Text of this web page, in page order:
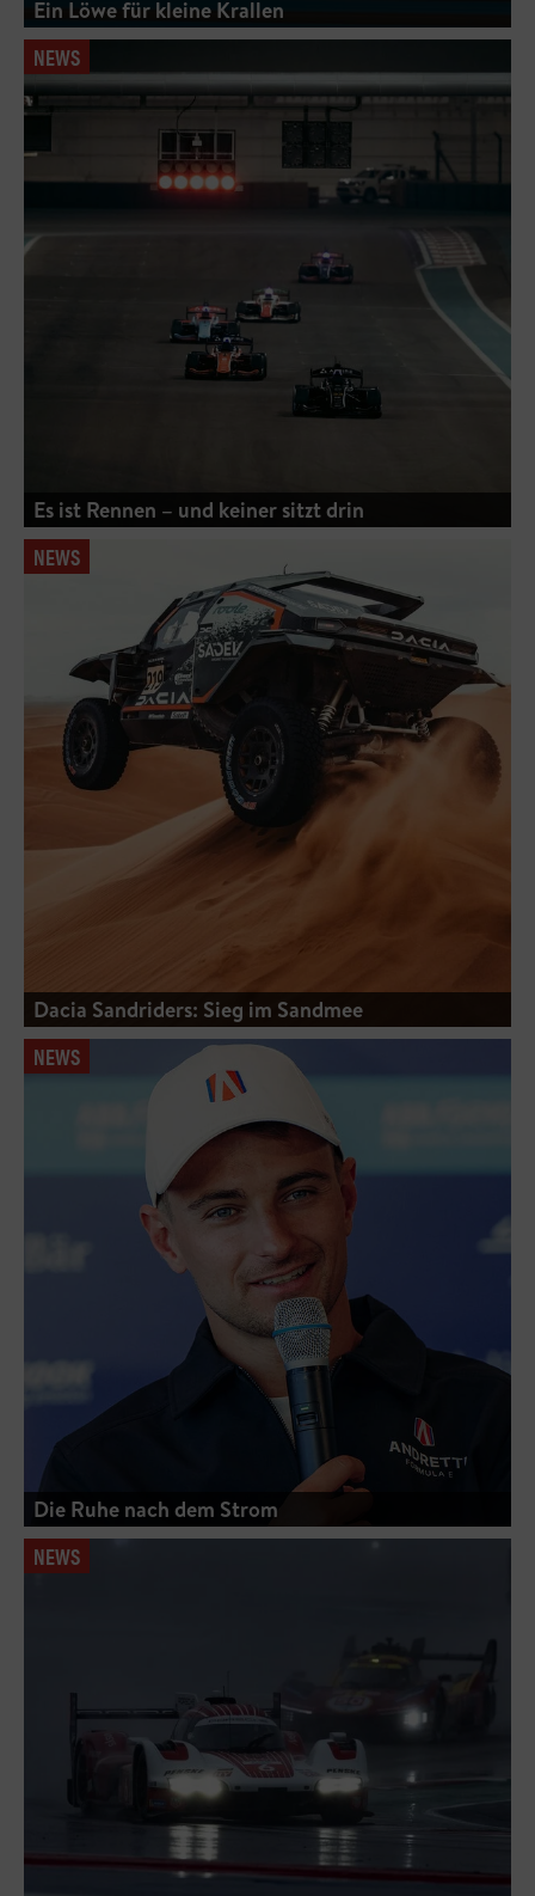
Ein Löwe für kleine Krallen
NEWS
Es ist Rennen – und keiner sitzt drin
NEWS
Dacia Sandriders: Sieg im Sandmee
NEWS
Die Ruhe nach dem Strom
NEWS